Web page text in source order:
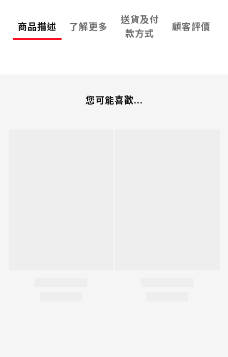
商品描述 了解更多
送貨及付
款方式
顧客評價
您可能喜歡...